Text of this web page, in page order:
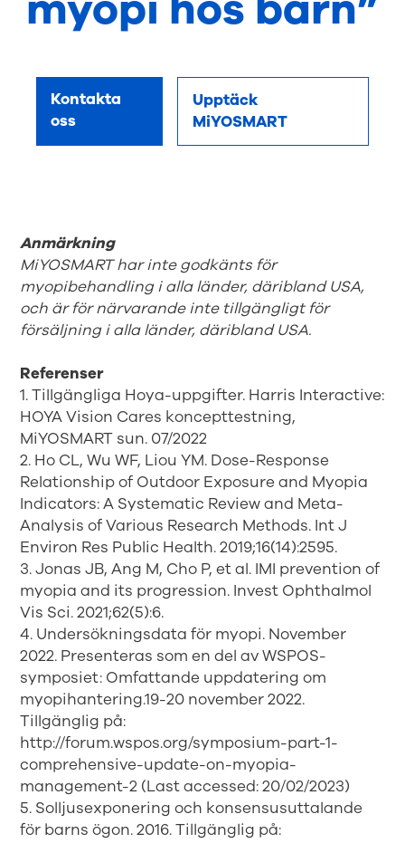
Kontakta
oss
Upptäck
MiYOSMART
Anmärkning
MiYOSMART har inte godkänts för
myopibehandling i alla länder, däribland USA,
och är för närvarande inte tillgängligt för
försäljning i alla länder, däribland USA.
Referenser
1. Tillgängliga Hoya-uppgifter. Harris Interactive:
HOYA Vision Cares koncepttestning,
MiYOSMART sun. 07/2022
2. Ho CL, Wu WF, Liou YM. Dose-Response
Relationship of Outdoor Exposure and Myopia
Indicators: A Systematic Review and Meta-
Analysis of Various Research Methods. Int J
Environ Res Public Health. 2019;16(14):2595.
3. Jonas JB, Ang M, Cho P, et al. IMI prevention of
myopia and its progression. Invest Ophthalmol
Vis Sci. 2021;62(5):6.
4. Undersökningsdata för myopi. November
2022. Presenteras som en del av WSPOS-
symposiet: Omfattande uppdatering om
myopihantering.19-20 november 2022.
Tillgänglig på:
http://forum.wspos.org/symposium-part-1-
comprehensive-update-on-myopia-
management-2 (Last accessed: 20/02/2023)
5. Solljusexponering och konsensusuttalande
för barns ögon. 2016. Tillgänglig på: